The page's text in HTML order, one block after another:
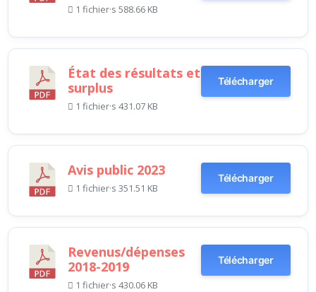
1 fichier·s588.66 KB
État des résultats et
surplus
1 fichier·s431.07 KB
Télécharger
Avis public 2023
1 fichier·s351.51 KB
Télécharger
Revenus/dépenses
2018-2019
1 fichier·s430.06 KB
Télécharger